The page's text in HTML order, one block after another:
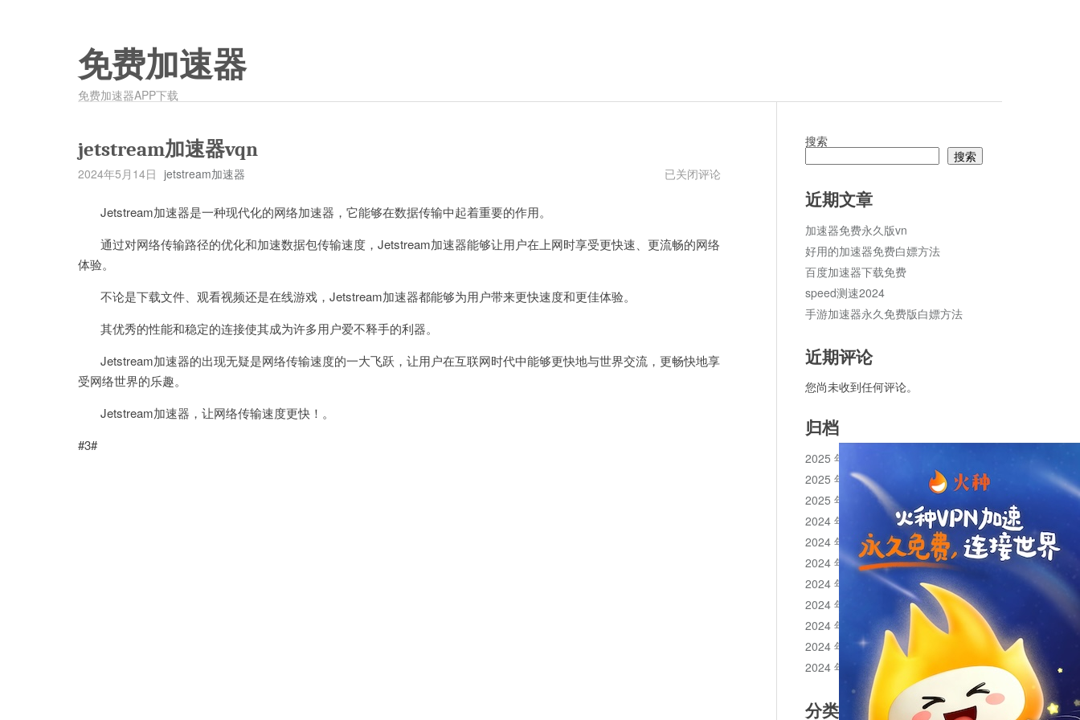
免费加速器
免费加速器APP下载
jetstream加速器vqn
2024年5月14日 jetstream加速器
jetstream
已关闭评论
Jetstream加速器是一种现代化的网络加速器，它能够在数据传输中起着重要的作用。
通过对网络传输路径的优化和加速数据包传输速度，Jetstream加速器能够让用户在上网时享受更快速、更流畅的网络
体验。
不论是下载文件、观看视频还是在线游戏，Jetstream加速器都能够为用户带来更快速度和更佳体验。
其优秀的性能和稳定的连接使其成为许多用户爱不释手的利器。
Jetstream加速器的出现无疑是网络传输速度的一大飞跃，让用户在互联网时代中能够更快地与世界交流，更畅快地享
受网络世界的乐趣。
Jetstream加速器，让网络传输速度更快！。
#3#
搜索
搜索
近期文章
加速器免费永久版vn
好用的加速器免费白嫖方法
百度加速器下载免费
speed测速2024
手游加速器永久免费版白嫖方法
近期评论
您尚未收到任何评论。
归档
2025 年 11 月
2025 年 10 月
2025 年 1 月
2024 年 12 月
2024 年 11 月
2024 年 10 月
2024 年 9 月
2024 年 8 月
2024 年 7 月
2024 年 6 月
2024 年 5 月
分类目录